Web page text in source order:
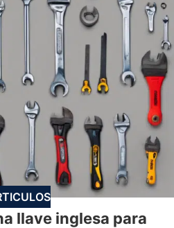
llave inglesa para